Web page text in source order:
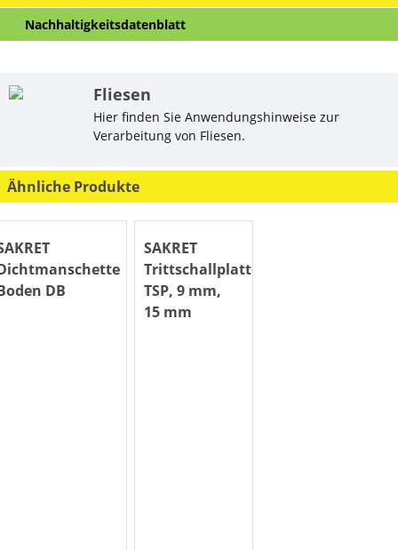
Nachhaltigkeitsdatenblatt
Fliesen
Hier finden Sie Anwendungshinweise zur
Verarbeitung von Fliesen.
Ähnliche Produkte
DB
SAKRET
Trittschallplatte
TSP, 9 mm,
15 mm